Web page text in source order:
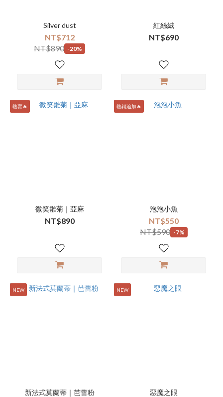
Silver dust
NT$712
NT$890 -20%
紅絲絨
NT$690
熱賣🔥
微笑雛菊｜亞麻
NT$890
熱銷追加🔥
泡泡小魚
NT$550
NT$590 -7%
NEW
新法式莫蘭蒂｜芭蕾粉
NEW
惡魔之眼